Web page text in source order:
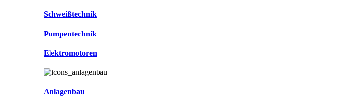
Schweißtechnik
Pumpentechnik
Elektromotoren
Anlagenbau